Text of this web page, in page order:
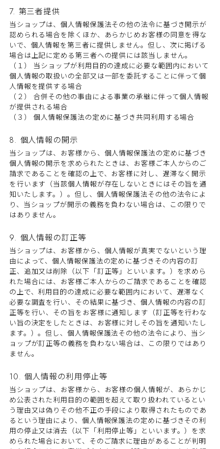
7. 第三者提供
当ショップは、個人情報保護法その他の法令に基づき開示が
認められる場合を除くほか、あらかじめお客様の同意を得な
いで、個人情報を第三者に提供しません。但し、次に掲げる
場合は上記に定める第三者への提供には該当しません。
（１） 当ショップが利用目的の達成に必要な範囲内において
個人情報の取扱いの全部又は一部を委託することに伴って個
人情報を提供する場合
（２） 合併その他の事由による事業の承継に伴って個人情報
が提供される場合
（３） 個人情報保護法の定めに基づき共同利用する場合
8. 個人情報の開示
当ショップは、お客様から、個人情報保護法の定めに基づき
個人情報の開示を求められたときは、お客様ご本人からのご
請求であることを確認の上で、お客様に対し、遅滞なく開示
を行います（当該個人情報が存在しないときにはその旨を通
知いたします。）。但し、個人情報保護法その他の法令によ
り、当ショップが開示の義務を負わない場合は、この限りで
はありません。
9. 個人情報の訂正等
当ショップは、お客様から、個人情報が真実でないという理
由によって、個人情報保護法の定めに基づきその内容の訂
正、追加又は削除（以下「訂正等」といいます。）を求めら
れた場合には、お客様ご本人からのご請求であることを確認
の上で、利用目的の達成に必要な範囲内において、遅滞なく
必要な調査を行い、その結果に基づき、個人情報の内容の訂
正等を行い、その旨をお客様に通知します（訂正等を行わな
い旨の決定をしたときは、お客様に対しその旨を通知いたし
ます。）。但し、個人情報保護法その他の法令により、当シ
ョップが訂正等の義務を負わない場合は、この限りではあり
ません。
10. 個人情報の利用停止等
当ショップは、お客様から、お客様の個人情報が、あらかじ
め公表された利用目的の範囲を超えて取り扱われているとい
う理由又は偽りその他不正の手段により取得されたものであ
るという理由により、個人情報保護法の定めに基づきその利
用の停止又は消去（以下「利用停止等」といいます。）を求
められた場合において、そのご請求に理由があることが判明